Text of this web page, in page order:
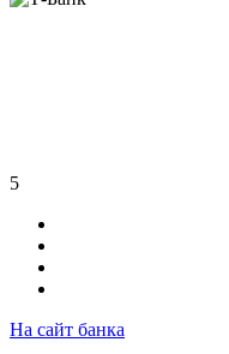
5
На сайт банка